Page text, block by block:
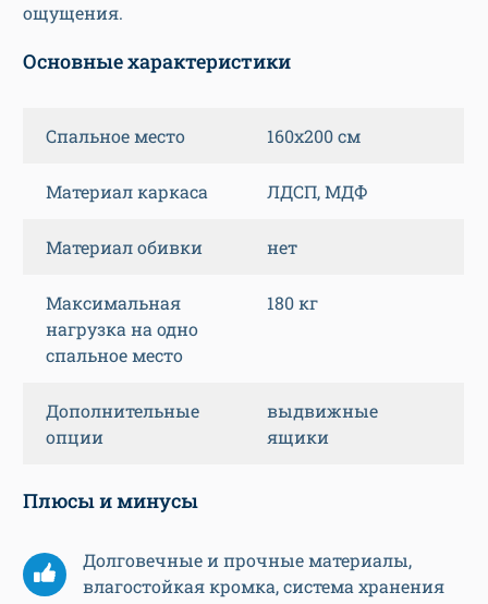
ощущения.
Основные характеристики
Спальное место 160х200 см
Материал каркаса ЛДСП, МДФ
Материал обивки нет
Максимальная
нагрузка на одно
спальное место
180 кг
Дополнительные
опции
выдвижные
ящики
Плюсы и минусы
Долговечные и прочные материалы,
влагостойкая кромка, система хранения